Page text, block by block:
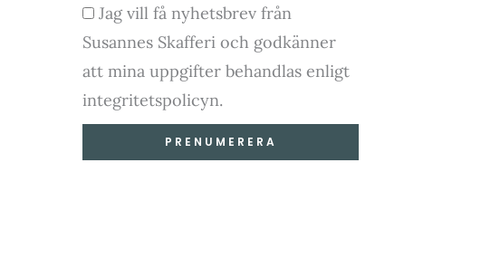
-
f
m
Godkännande
Jag vill få nyhetsbrev från
Susannes Skafferi och godkänner
att mina uppgifter behandlas enligt
integritetspolicyn.
PRENUMERERA